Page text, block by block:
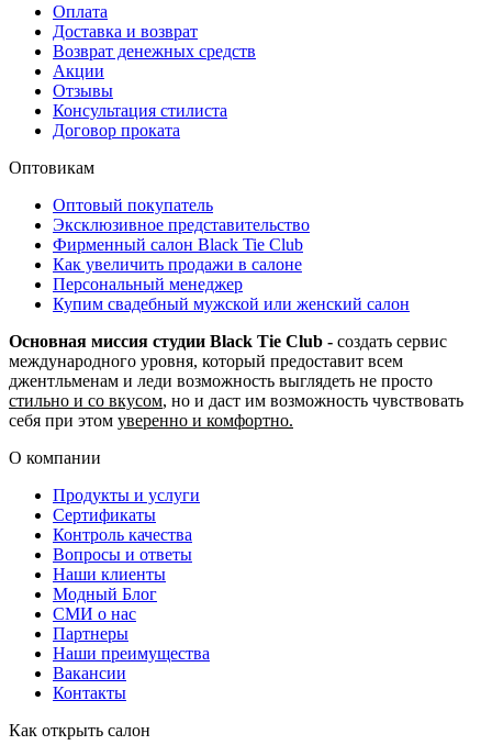
Оплата
Доставка и возврат
Возврат денежных средств
Акции
Отзывы
Консультация стилиста
Договор проката
Оптовикам
Оптовый покупатель
Эксклюзивное представительство
Фирменный салон Black Tie Club
Как увеличить продажи в салоне
Персональный менеджер
Купим свадебный мужской или женский салон
Основная миссия студии Black Tie Club - создать сервис
международного уровня, который предоставит всем
джентльменам и леди возможность выглядеть не просто
стильно и со вкусом, но и даст им возможность чувствовать
себя при этом уверенно и комфортно.
О компании
Продукты и услуги
Сертификаты
Контроль качества
Вопросы и ответы
Наши клиенты
Модный Блог
СМИ о нас
Партнеры
Наши преимущества
Вакансии
Контакты
Как открыть салон